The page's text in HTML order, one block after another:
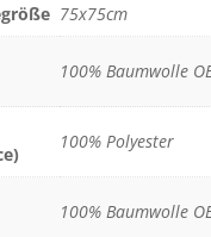
75x75cm
100% Baumwolle
100% Polyester
100% Baumwolle